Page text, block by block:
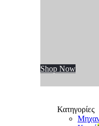
Shop Now
Κατηγορίες